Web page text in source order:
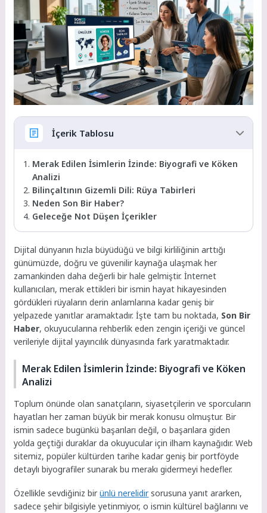
İçerik Tablosu
Merak Edilen İsimlerin İzinde: Biyografi ve Köken
Analizi
Bilinçaltının Gizemli Dili: Rüya Tabirleri
Neden Son Bir Haber?
Geleceğe Not Düşen İçerikler
Dijital dünyanın hızla büyüdüğü ve bilgi kirliliğinin arttığı
günümüzde, doğru ve güvenilir kaynağa ulaşmak her
zamankinden daha değerli bir hale gelmiştir. İnternet
kullanıcıları, merak ettikleri bir ismin hayat hikayesinden
gördükleri rüyaların derin anlamlarına kadar geniş bir
yelpazede yanıtlar aramaktadır. İşte tam bu noktada, Son Bir
Haber, okuyucularına rehberlik eden zengin içeriği ve güncel
verileriyle dijital yayıncılık dünyasında fark yaratmaktadır.
Merak Edilen İsimlerin İzinde: Biyografi ve Köken
Analizi
Toplum önünde olan sanatçıların, siyasetçilerin ve sporcuların
hayatları her zaman büyük bir merak konusu olmuştur. Bir
ismin sadece bugünkü başarıları değil, o başarılara giden
yolda geçtiği duraklar da okuyucular için ilham kaynağıdır. Web
sitemiz, popüler kültürden tarihe kadar geniş bir portföyde
detaylı biyografiler sunarak bu merakı gidermeyi hedefler.
Özellikle sevdiğiniz birünlü nerelidirsorusuna yanıt ararken,
sadece şehir bilgisiyle yetinmiyor, o ismin kültürel bağlarını ve